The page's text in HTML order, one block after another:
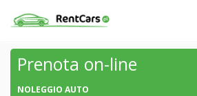
Prenota on-line
NOLEGGIO AUTO